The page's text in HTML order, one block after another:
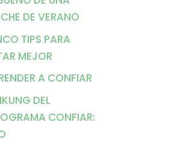
DE VERANO
TIPS PARA
MEJOR
A CONFIAR
DEL
CONFIAR: